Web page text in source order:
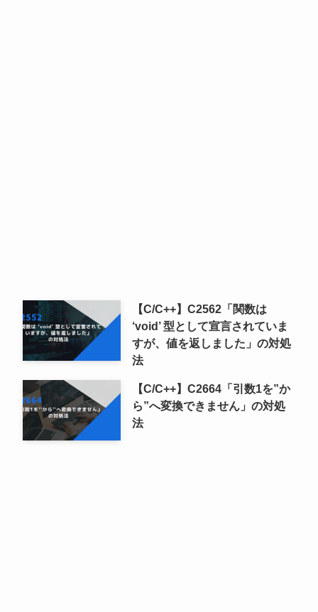
【C/C++】C2562「関数は
‘void’ 型として宣言されていま
すが、値を返しました」の対処
法
【C/C++】C2664「引数1を”か
ら”へ変換できません」の対処
法